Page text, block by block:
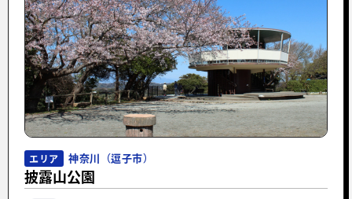
エリア 神奈川（逗子市）
披露山公園